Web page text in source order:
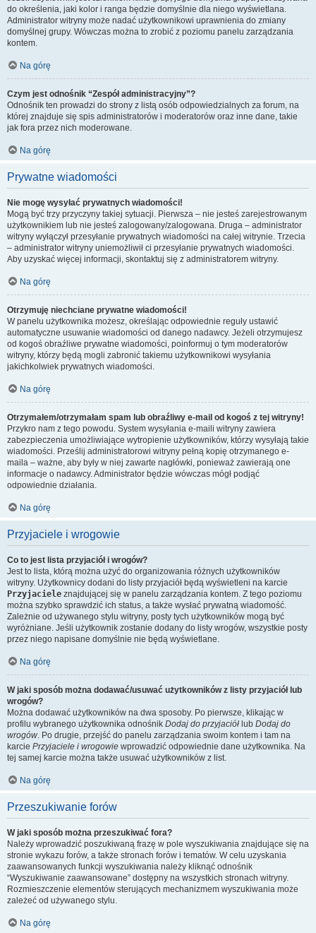
do określenia, jaki kolor i ranga będzie domyślnie dla niego wyświetlana.
Administrator witryny może nadać użytkownikowi uprawnienia do zmiany
domyślnej grupy. Wówczas można to zrobić z poziomu panelu zarządzania
kontem.
Na górę
Czym jest odnośnik “Zespół administracyjny”?
Odnośnik ten prowadzi do strony z listą osób odpowiedzialnych za forum, na
której znajduje się spis administratorów i moderatorów oraz inne dane, takie
jak fora przez nich moderowane.
Na górę
Prywatne wiadomości
Nie mogę wysyłać prywatnych wiadomości!
Mogą być trzy przyczyny takiej sytuacji. Pierwsza – nie jesteś zarejestrowanym
użytkownikiem lub nie jesteś zalogowany/zalogowana. Druga – administrator
witryny wyłączył przesyłanie prywatnych wiadomości na całej witrynie. Trzecia
– administrator witryny uniemożliwił ci przesyłanie prywatnych wiadomości.
Aby uzyskać więcej informacji, skontaktuj się z administratorem witryny.
Na górę
Otrzymuję niechciane prywatne wiadomości!
W panelu użytkownika możesz, określając odpowiednie reguły ustawić
automatyczne usuwanie wiadomości od danego nadawcy. Jeżeli otrzymujesz
od kogoś obraźliwe prywatne wiadomości, poinformuj o tym moderatorów
witryny, którzy będą mogli zabronić takiemu użytkownikowi wysyłania
jakichkolwiek prywatnych wiadomości.
Na górę
Otrzymałem/otrzymałam spam lub obraźliwy e-mail od kogoś z tej witryny!
Przykro nam z tego powodu. System wysyłania e-maili witryny zawiera
zabezpieczenia umożliwiające wytropienie użytkowników, którzy wysyłają takie
wiadomości. Prześlij administratorowi witryny pełną kopię otrzymanego e-
maila – ważne, aby były w niej zawarte nagłówki, ponieważ zawierają one
informacje o nadawcy. Administrator będzie wówczas mógł podjąć
odpowiednie działania.
Na górę
Przyjaciele i wrogowie
Co to jest lista przyjaciół i wrogów?
Jest to lista, którą można użyć do organizowania różnych użytkowników
witryny. Użytkownicy dodani do listy przyjaciół będą wyświetleni na karcie
Przyjaciele znajdującej się w panelu zarządzania kontem. Z tego poziomu
można szybko sprawdzić ich status, a także wysłać prywatną wiadomość.
Zależnie od używanego stylu witryny, posty tych użytkowników mogą być
wyróżniane. Jeśli użytkownik zostanie dodany do listy wrogów, wszystkie posty
przez niego napisane domyślnie nie będą wyświetlane.
Na górę
W jaki sposób można dodawać/usuwać użytkowników z listy przyjaciół lub
wrogów?
Można dodawać użytkowników na dwa sposoby. Po pierwsze, klikając w
profilu wybranego użytkownika odnośnik Dodaj do przyjaciół lub Dodaj do
wrogów. Po drugie, przejść do panelu zarządzania swoim kontem i tam na
karcie Przyjaciele i wrogowie wprowadzić odpowiednie dane użytkownika. Na
tej samej karcie można także usuwać użytkowników z list.
Na górę
Przeszukiwanie forów
W jaki sposób można przeszukiwać fora?
Należy wprowadzić poszukiwaną frazę w pole wyszukiwania znajdujące się na
stronie wykazu forów, a także stronach forów i tematów. W celu uzyskania
zaawansowanych funkcji wyszukiwania należy kliknąć odnośnik
“Wyszukiwanie zaawansowane” dostępny na wszystkich stronach witryny.
Rozmieszczenie elementów sterujących mechanizmem wyszukiwania może
zależeć od używanego stylu.
Na górę